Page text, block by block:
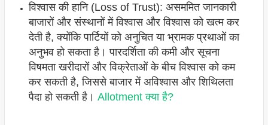
विश्वास की हानि (Loss of Trust): असममित जानकारी
बाजारों और संस्थानों में विश्वास और विश्वास को खत्म कर
देती है, क्योंकि पार्टियों को अनुचित या भ्रामक प्रथाओं का
अनुभव हो सकता है। पारदर्शिता की कमी और सूचना
विषमता खरीदारों और विक्रेताओं के बीच विश्वास को कम
कर सकती है, जिससे बाजार में अविश्वास और शिथिलता
पैदा हो सकती है। Allotment क्या है?